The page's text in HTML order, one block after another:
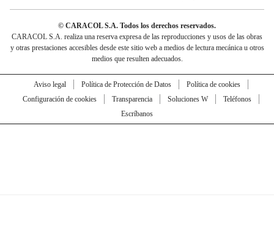
© CARACOL S.A. Todos los derechos reservados.
CARACOL S.A. realiza una reserva expresa de las reproducciones y usos de las obras
y otras prestaciones accesibles desde este sitio web a medios de lectura mecánica u otros
medios que resulten adecuados.
Aviso legal Política de Protección de Datos
Política de cookies
Configuración de cookies
Transparencia Soluciones W
Teléfonos
Escríbanos